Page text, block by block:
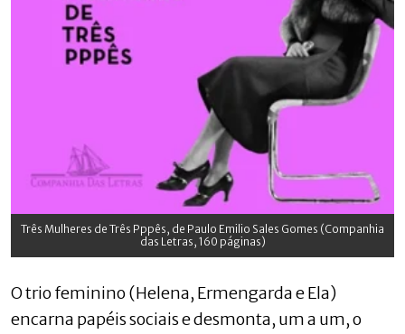
Três Mulheres de Três Pppês, de Paulo Emilio Sales Gomes (Companhia
das Letras, 160 páginas)
O trio feminino (Helena, Ermengarda e Ela)
encarna papéis sociais e desmonta, um a um, o